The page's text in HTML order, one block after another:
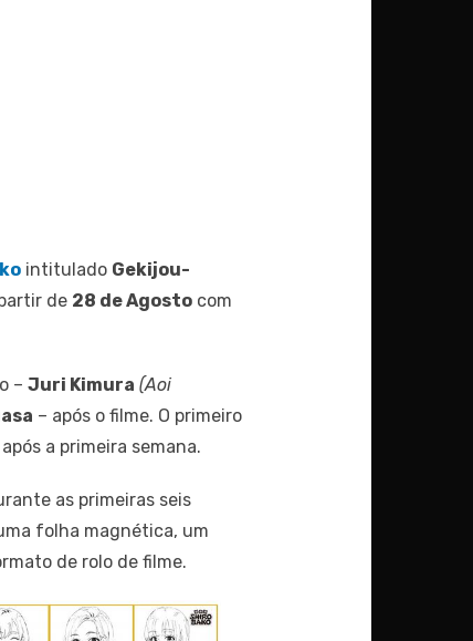
intitulado Gekijou-
de 28 de Agosto com
– Juri Kimura (Aoi
– após o filme. O primeiro
a primeira semana.
as primeiras seis
folha magnética, um
de rolo de filme.